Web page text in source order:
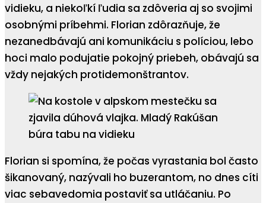
vidieku, a niekoľkí ľudia sa zdôveria aj so svojimi
osobnými príbehmi. Florian zdôrazňuje, že
nezanedbávajú ani komunikáciu s políciou, lebo
hoci malo podujatie pokojný priebeh, obávajú sa
vždy nejakých protidemonštrantov.
Florian si spomína, že počas vyrastania bol často
šikanovaný, nazývali ho buzerantom, no dnes cíti
viac sebavedomia postaviť sa utláčaniu. Po